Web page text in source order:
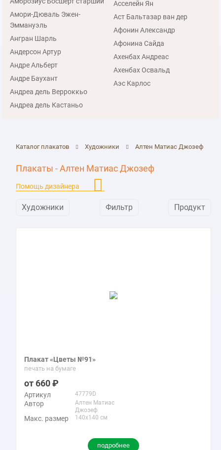
Амори-Дюваль Эжен-
Эммануэль
Ангран Шарль
Андерсон Артур
Андре Альберт
Андре Баухант
Андреа дель Верроккьо
Андреа дель Кастаньо
Асселейн Ян
Аст Бальтазар ван дер
Афонин Александр
Афонина Сайда
Ахенбах Андреас
Ахенбах Освальд
Аэс Карлос
Каталог плакатов Художники Алтен Матиас Джозеф
Плакаты - Алтен Матиас Джозеф
Помощь дизайнера
Художники Фильтр Продукт
Плакат «Цветы №91»
печать на бумаге
660
Артикул 47779D
Автор
Алтен Матиас
Джозеф
Макс. размер 140x140 см
подробнее